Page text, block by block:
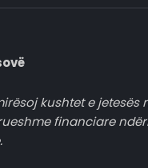
kushtet e jetesës
financiare